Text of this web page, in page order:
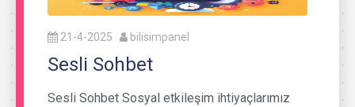
21-4-2025 bilisimpanel
Sesli Sohbet
Sesli Sohbet Sosyal etkileşim ihtiyaçlarımız